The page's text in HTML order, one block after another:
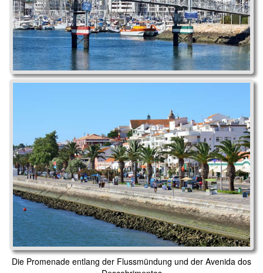
Die Promenade entlang der Flussmündung und der Avenida dos